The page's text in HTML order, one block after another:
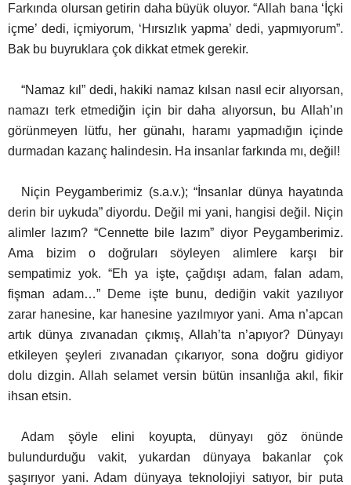
Farkında olursan getirin daha büyük oluyor. “Allah bana ‘İçki
içme’ dedi, içmiyorum, ‘Hırsızlık yapma’ dedi, yapmıyorum”.
Bak bu buyruklara çok dikkat etmek gerekir.
“Namaz kıl” dedi, hakiki namaz kılsan nasıl ecir alıyorsan,
namazı terk etmediğin için bir daha alıyorsun, bu Allah’ın
görünmeyen lütfu, her günahı, haramı yapmadığın içinde
durmadan kazanç halindesin. Ha insanlar farkında mı, değil!
Niçin Peygamberimiz (s.a.v.); “İnsanlar dünya hayatında
derin bir uykuda” diyordu. Değil mi yani, hangisi değil. Niçin
alimler lazım? “Cennette bile lazım” diyor Peygamberimiz.
Ama bizim o doğruları söyleyen alimlere karşı bir
sempatimiz yok. “Eh ya işte, çağdışı adam, falan adam,
fişman adam…” Deme işte bunu, dediğin vakit yazılıyor
zarar hanesine, kar hanesine yazılmıyor yani. Ama n’apcan
artık dünya zıvanadan çıkmış, Allah’ta n’apıyor? Dünyayı
etkileyen şeyleri zıvanadan çıkarıyor, sona doğru gidiyor
dolu dizgin. Allah selamet versin bütün insanlığa akıl, fikir
ihsan etsin.
Adam şöyle elini koyupta, dünyayı göz önünde
bulundurduğu vakit, yukardan dünyaya bakanlar çok
şaşırıyor yani. Adam dünyaya teknolojiyi satıyor, bir puta